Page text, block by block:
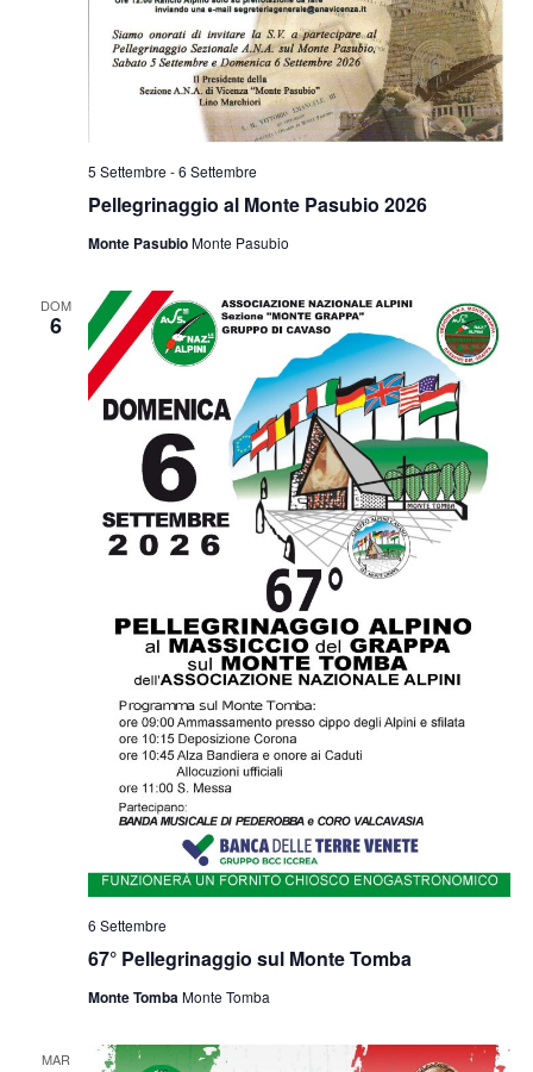
Pellegrinaggio al Monte Pasubio 2026
5 Settembre -6 Settembre
Monte PasubioMonte Pasubio
DOM
6
67° Pellegrinaggio sul Monte Tomba
6 Settembre
Monte TombaMonte Tomba
MAR